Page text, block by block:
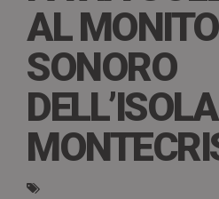
AL
SONORO